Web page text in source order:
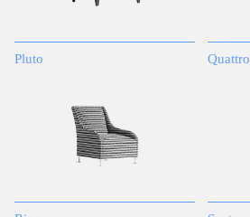
Pluto Quattro